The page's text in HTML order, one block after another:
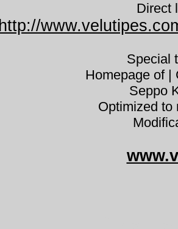
Direct
http://
Special
Homepage of |
Seppo
Optimized to